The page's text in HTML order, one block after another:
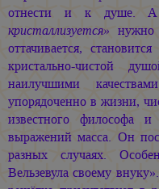
отнести и к душе. А
кристаллизуется» нужно
оттачивается,
кристально-чистой
наилучшими
упорядоченно в жизни,
известного философа
выражений масса. Он
разных случаях.
Вельзевула своему